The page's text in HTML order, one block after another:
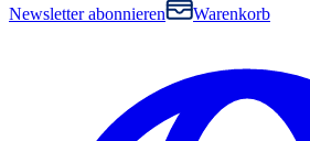
Newsletter abonnieren
Warenkorb